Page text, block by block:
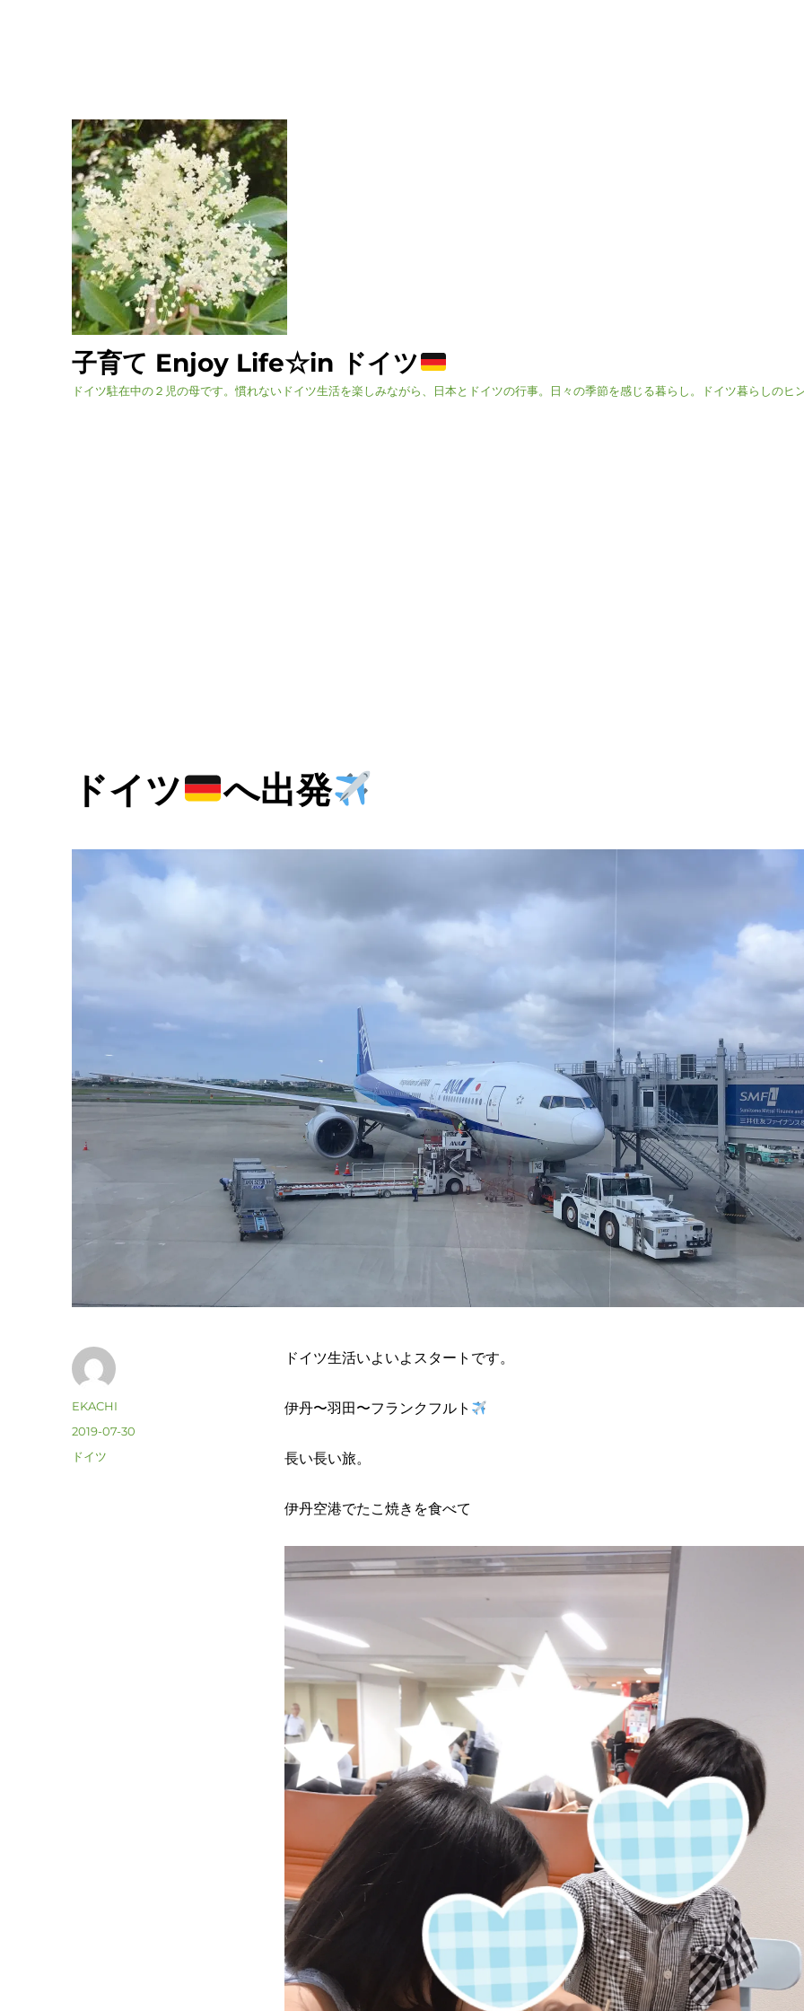
子育て Enjoy Life☆in ドイツ
ドイツ駐在中の２児の母です。慣れないドイツ生活を楽しみながら、日本とドイツの行事。日々の季節を感じる暮らし。ドイツ暮らしのヒ
ドイツ へ出発
ドイツ生活いよいよスタートです。
伊丹〜羽田〜フランクフルト
長い長い旅。
伊丹空港でたこ焼きを食べて
投
稿
EKACHI
投
稿
2019-07-30
カ
ドイツ